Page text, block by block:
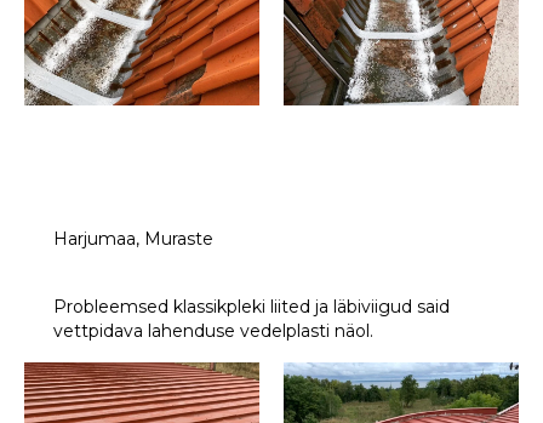
Harjumaa, Muraste
Probleemsed klassikpleki liited ja läbiviigud said
vettpidava lahenduse vedelplasti näol.